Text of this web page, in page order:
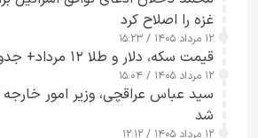
غزه را اصلاح کرد
۱۲ مرداد ۱۴۰۵ / ۱۵:۲۳
قیمت سکه، دلار و طلا ۱۲ مرداد+ جدول
۱۲ مرداد ۱۴۰۵ / ۱۵:۰۴
سید عباس عراقچی، وزیر امور خارجه
شد
۱۲ مرداد ۱۴۰۵ / ۱۲:۱۲